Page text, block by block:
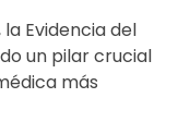
Evidencia del
un pilar crucial
más